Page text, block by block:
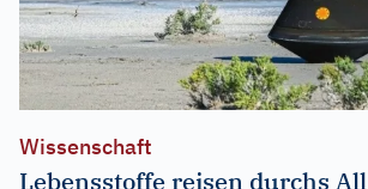
Wissenschaft
Lebensstoffe reisen durchs All